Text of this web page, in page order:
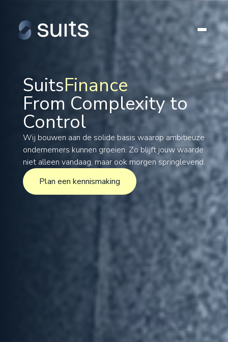
SuitsFinance
Tax
Legal
Formations
International
Projects
From Complexity to
Control
Wij bouwen aan de solide basis waarop ambitieuze
ondernemers kunnen groeien. Zo blijft jouw waarde
niet alleen vandaag, maar ook morgen springlevend.
Plan een kennismaking